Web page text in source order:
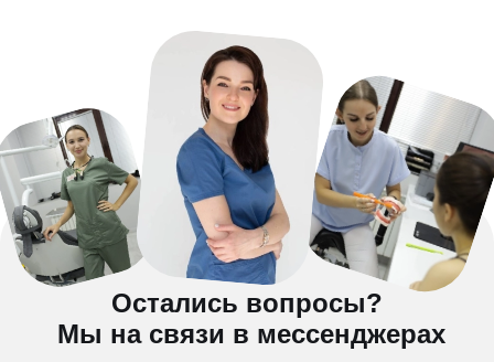
Остались вопросы?
Мы на связи в мессенджерах